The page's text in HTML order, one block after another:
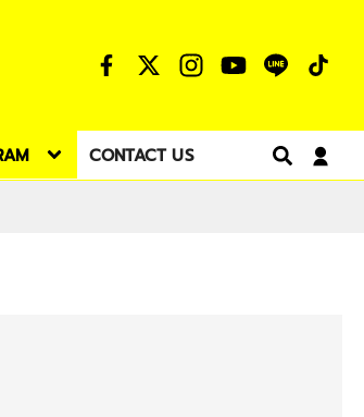
CONTACT US